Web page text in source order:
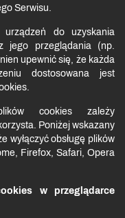
Serwisu.
urządzeń do uzyskania
jego przeglądania (np.
upewnić się, że każda
dostosowana jest
cookies zależy
Poniżej wskazany
wyłączyć obsługę plików
Firefox, Safari, Opera
w przeglądarce